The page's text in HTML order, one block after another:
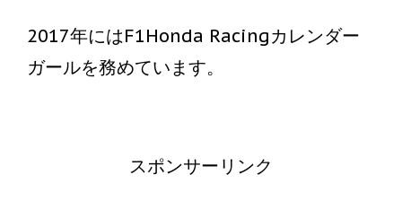
2017年にはF1Honda Racingカレンダー
ガールを務めています。
スポンサーリンク